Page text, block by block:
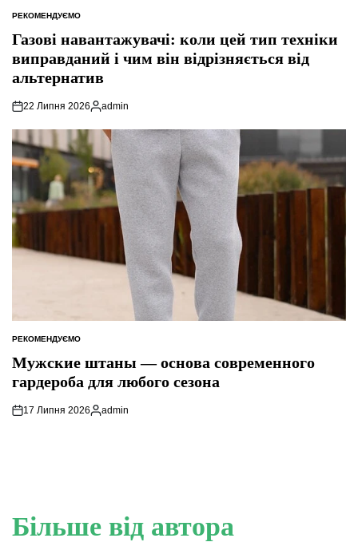
ОПУБЛІКУВАТИ
РЕКОМЕНДУЄМО
Газові навантажувачі: коли цей тип техніки
виправданий і чим він відрізняється від
альтернатив
22 Липня 2026
Опубліковано
admin
ОПУБЛІКУВАТИ
РЕКОМЕНДУЄМО
Мужские штаны — основа современного
гардероба для любого сезона
17 Липня 2026
Опубліковано
admin
Більше від автора